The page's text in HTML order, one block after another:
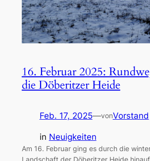
16. Februar 2025:
die Döberitzer Heide
Feb. 17, 2025—vonVorstand
in Neuigkeiten
Am 16. Februar ging es durch die